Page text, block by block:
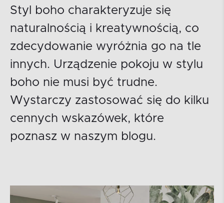
Styl boho charakteryzuje się
naturalnością i kreatywnością, co
zdecydowanie wyróżnia go na tle
innych. Urządzenie pokoju w stylu
boho nie musi być trudne.
Wystarczy zastosować się do kilku
cennych wskazówek, które
poznasz w naszym blogu.